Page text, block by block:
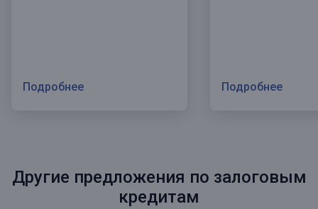
Подробнее Подробнее
Другие предложения по залоговым
кредитам